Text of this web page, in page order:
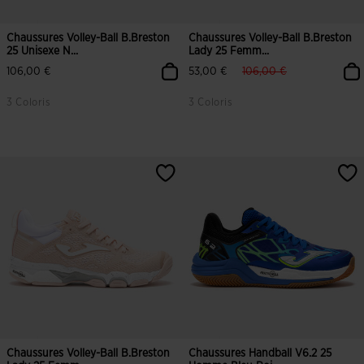
Chaussures Volley-Ball B.Breston
25 Unisexe N...
106,00 €
3 Coloris
Chaussures Volley-Ball B.Breston
Lady 25 Femm...
53,00 €
label.price.reduced.from
106,00 €label.price.to
3 Coloris
Chaussures Volley-Ball B.Breston
Chaussures Handball V6.2 25